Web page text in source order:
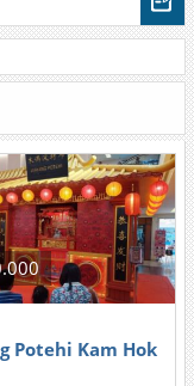
Potehi Kam Hok